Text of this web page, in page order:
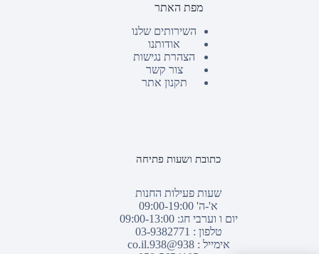
מפת האתר
השירותים שלנו
אודותנו
הצהרת נגישות
צור קשר
תקנון אתר
כתובת ושעות פתיחה
שעות פעילות החנות
א'-ה' 09:00-19:00
יום ו וערבי חג: 09:00-13:00
טלפון : 03-9382771
אימייל :938@938.co.il